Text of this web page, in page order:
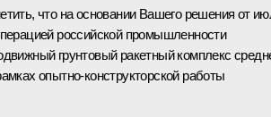
что на основании Вашего решения от
российской промышленности
грунтовый ракетный комплекс
опытно-конструкторской работы